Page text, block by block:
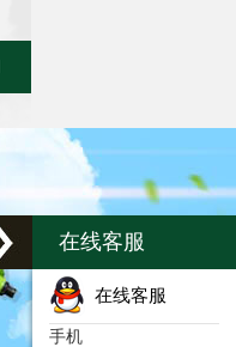
在线客服
在线客服
手机